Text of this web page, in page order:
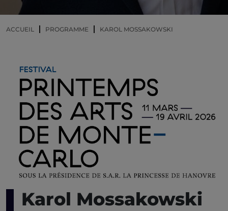
ACCUEIL PROGRAMME KAROL MOSSAKOWSKI
Karol Mossakowski